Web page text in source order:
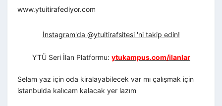
www.ytuitirafediyor.com
İnstagram'da @ytuitirafsitesi 'ni takip edin!
YTÜ Seri İlan Platformu: ytukampus.com/ilanlar
Selam yaz için oda kiralayabilecek var mı çalışmak için
istanbulda kalıcam kalacak yer lazım